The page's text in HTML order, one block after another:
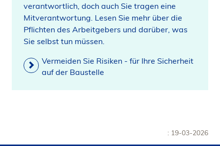
verantwortlich, doch auch Sie tragen eine
Mitverantwortung. Lesen Sie mehr über die
Pflichten des Arbeitgebers und darüber, was
Sie selbst tun müssen.
Vermeiden Sie Risiken - für Ihre Sicherheit
auf der Baustelle
: 19-03-2026